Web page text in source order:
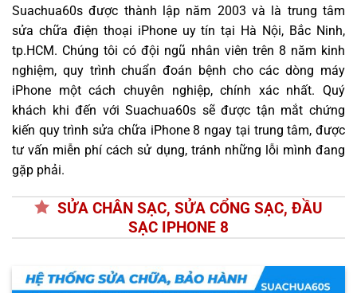
Suachua60s được thành lập năm 2003 và là trung tâm
sửa chữa điện thoại iPhone uy tín tại Hà Nội, Bắc Ninh,
tp.HCM. Chúng tôi có đội ngũ nhân viên trên 8 năm kinh
nghiệm, quy trình chuẩn đoán bệnh cho các dòng máy
iPhone một cách chuyên nghiệp, chính xác nhất. Quý
khách khi đến với Suachua60s sẽ được tận mắt chứng
kiến quy trình sửa chữa iPhone 8 ngay tại trung tâm, được
tư vấn miễn phí cách sử dụng, tránh những lỗi mình đang
gặp phải.
SỬA CHÂN SẠC, SỬA CỔNG SẠC, ĐẦU
SẠC IPHONE 8